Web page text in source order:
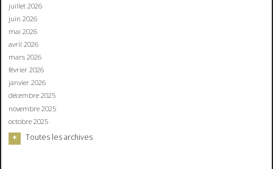
juillet 2026
juin 2026
mai 2026
avril 2026
mars 2026
février 2026
janvier 2026
décembre 2025
novembre 2025
octobre 2025
Toutes les archives